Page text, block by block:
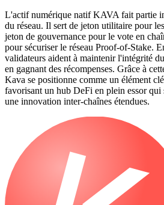
L'actif numérique natif KAVA fait partie
du réseau. Il sert de jeton utilitaire pour
jeton de gouvernance pour le vote en
pour sécuriser le réseau Proof-of-Stake.
validateurs aident à maintenir l'intégrité
en gagnant des récompenses. Grâce à
Kava se positionne comme un élément
favorisant un hub DeFi en plein essor
une innovation inter-chaînes étendues.